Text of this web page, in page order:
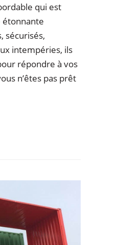
qui est
étonnante
sécurisés,
intempéries, ils
répondre à vos
n’êtes pas prêt